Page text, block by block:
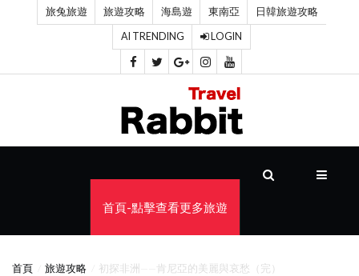
旅兔旅遊 旅遊攻略 海島遊 東南亞 日韓旅遊攻略
AI TRENDING LOGIN
海
首頁-點擊查看更多旅遊
首頁 旅遊攻略 初探非洲——肯尼亞的美麗與哀愁（完）